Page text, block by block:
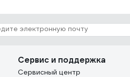
Сервис и поддержка
Сервисный центр